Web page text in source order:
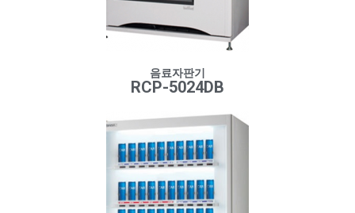
음료자판기
RCP-5024DB